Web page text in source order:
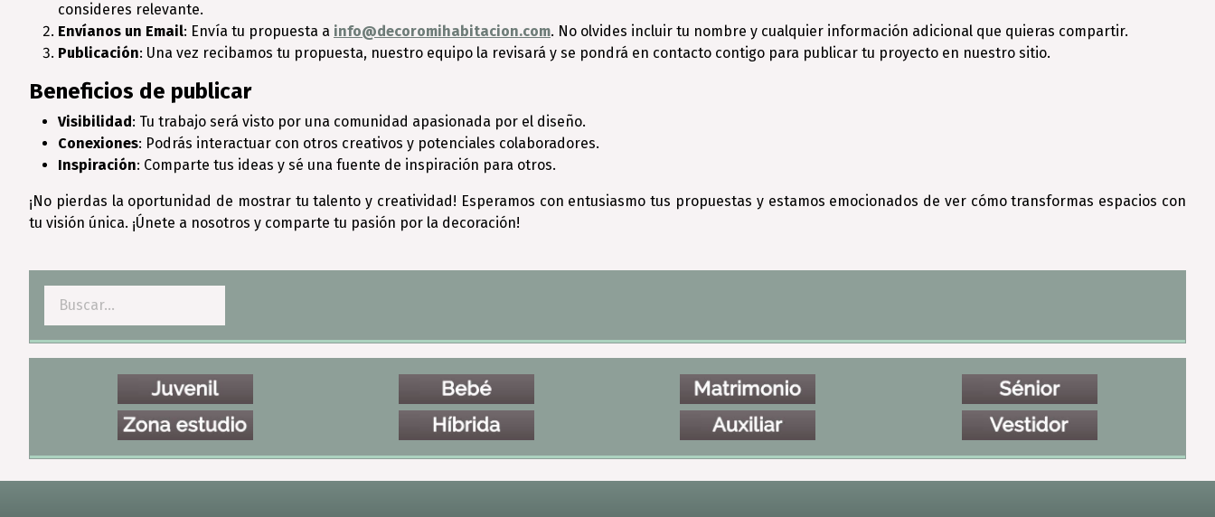
consideres relevante.
Envíanos un Email: Envía tu propuesta a info@decoromihabitacion.com. No olvides incluir tu nombre y cualquier información adicional que quieras compartir.
Publicación: Una vez recibamos tu propuesta, nuestro equipo la revisará y se pondrá en contacto contigo para publicar tu proyecto en nuestro sitio.
Beneficios de publicar
Visibilidad : Tu trabajo será visto por una comunidad apasionada por el diseño.
Conexiones: Podrás interactuar con otros creativos y potenciales colaboradores.
Inspiración: Comparte tus ideas y sé una fuente de inspiración para otros.
¡No pierdas la oportunidad de mostrar tu talento y creatividad! Esperamos con entusiasmo tus propuestas y estamos emocionados de ver cómo transformas espacios con
tu visión única. ¡Únete a nosotros y comparte tu pasión por la decoración!
Buscar